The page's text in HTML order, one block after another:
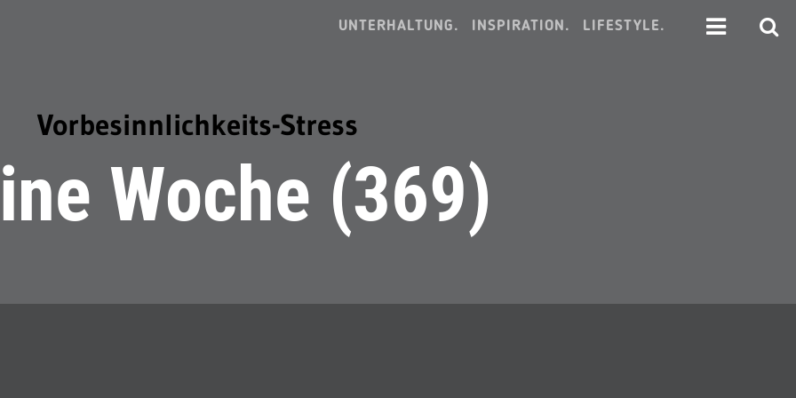
UNTERHALTUNG. INSPIRATION. LIFESTYLE.
Vorbesinnlichkeits-Stress
Woche (369)